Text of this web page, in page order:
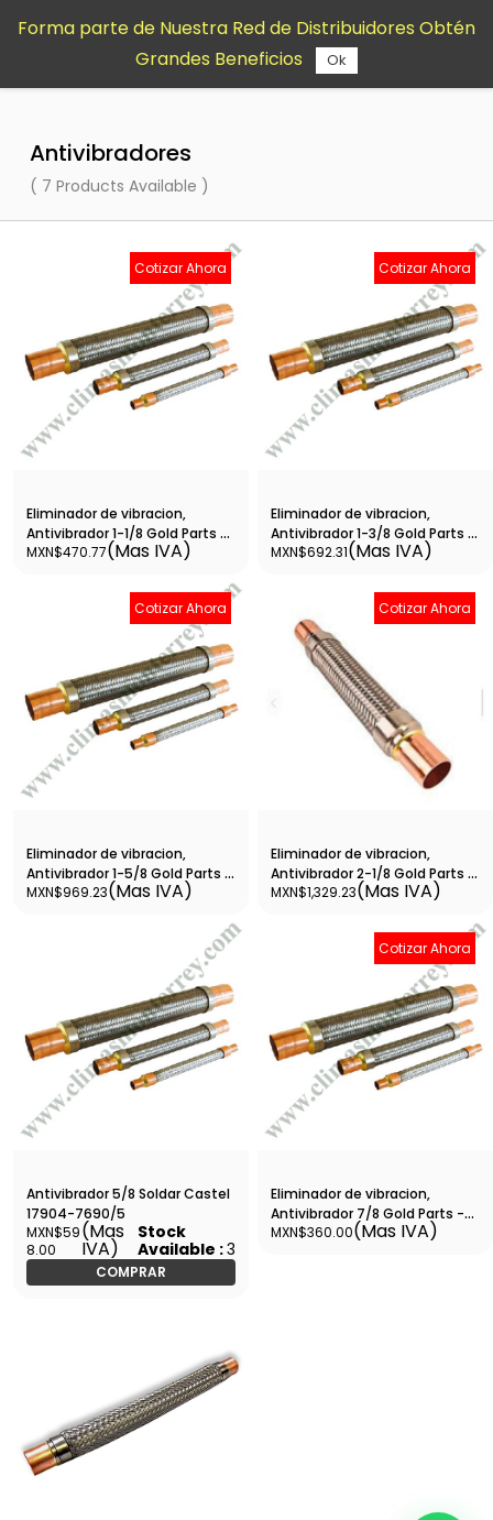
contenido
Antivibradores
( 7 Products Available )
Cotizar Ahora
Eliminador de vibracion,
Antivibrador 1-1/8 Gold Parts -
SVA-6
MXN$470.77(Mas IVA)
Cotizar Ahora
Eliminador de vibracion,
Antivibrador 1-3/8 Gold Parts -
SVA-7
MXN$692.31(Mas IVA)
Cotizar Ahora
Eliminador de vibracion,
Antivibrador 1-5/8 Gold Parts -
SVA-8
MXN$969.23(Mas IVA)
Cotizar Ahora
Eliminador de vibracion,
Antivibrador 2-1/8 Gold Parts -
SVA-9
MXN$1,329.23(Mas IVA)
Antivibrador 5/8 Soldar Castel
17904-7690/5
MXN$59
8.00
(Mas
IVA)
Stock
Available :3
COMPRAR
Cotizar Ahora
Eliminador de vibracion,
Antivibrador 7/8 Gold Parts -
SVA-5
MXN$360.00(Mas IVA)
Forma parte de Nuestra Red de Distribuidores Obtén
Grandes Beneficios
Ok